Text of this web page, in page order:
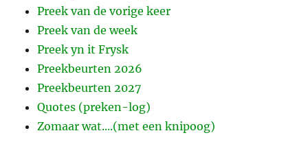
Preek van de vorige keer
Preek van de week
Preek yn it Frysk
Preekbeurten 2026
Preekbeurten 2027
Quotes (preken-log)
Zomaar wat....(met een knipoog)